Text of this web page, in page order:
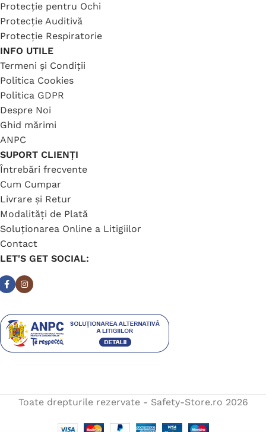
Protecție pentru Ochi
Protecție Auditivă
Protecție Respiratorie
INFO UTILE
Termeni și Condiții
Politica Cookies
Politica GDPR
Despre Noi
Ghid mărimi
ANPC
SUPORT CLIENȚI
Întrebări frecvente
Cum Cumpar
Livrare și Retur
Modalități de Plată
Soluționarea Online a Litigiilor
Contact
LET'S GET SOCIAL:
Toate drepturile rezervate - Safety-Store.ro 2026